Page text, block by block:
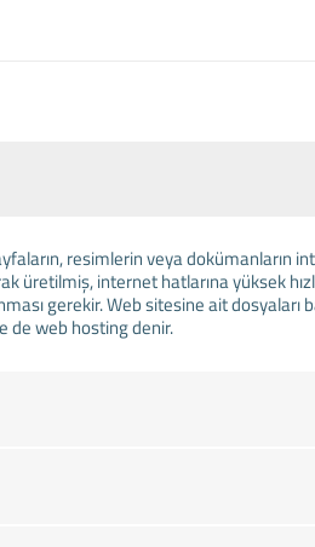
resimlerin veya dokümanların
internet hatlarına yüksek
gerekir. Web sitesine ait dosyaları
de web hosting denir.